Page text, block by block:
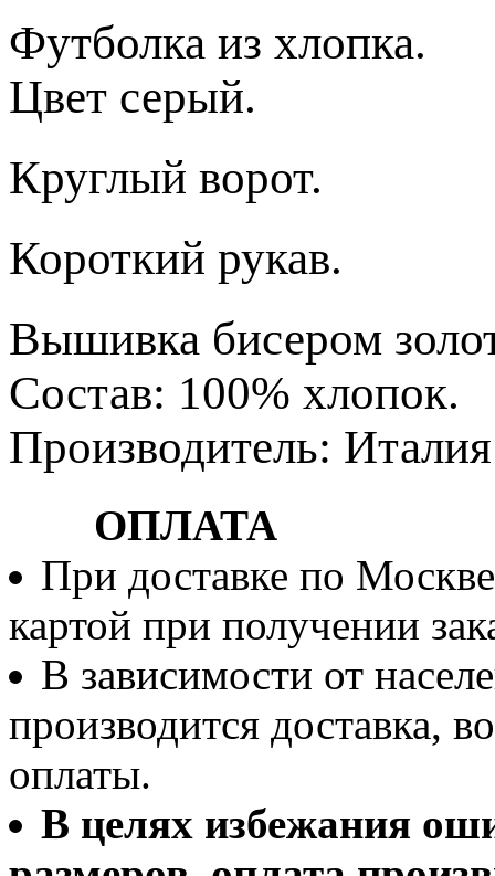
Футболка из хлопка.
Цвет серый.
Круглый ворот.
Короткий рукав.
Вышивка бисером
Состав: 100% хлопок.
Производитель: Италия
ОПЛАТА
При доставке по
картой при получении
В зависимости от
производится доставка,
оплаты.
В целях избежания